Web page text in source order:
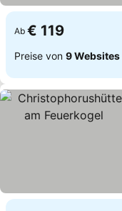
Ab € 119
Preise von 9 Websites